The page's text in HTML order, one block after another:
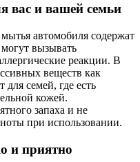
вас и вашей семьи
автомобиля содержат
вызывать
реакции. В
веществ как
для семей, где есть
кожей.
запаха и не
при использовании.
и приятно